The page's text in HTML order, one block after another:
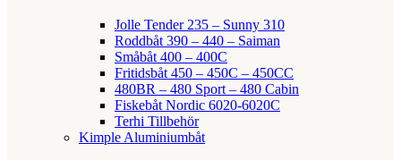
Jolle Tender 235 – Sunny 310
Roddbåt 390 – 440 – Saiman
Småbåt 400 – 400C
Fritidsbåt 450 – 450C – 450CC
480BR – 480 Sport – 480 Cabin
Fiskebåt Nordic 6020-6020C
Terhi Tillbehör
Kimple Aluminiumbåt